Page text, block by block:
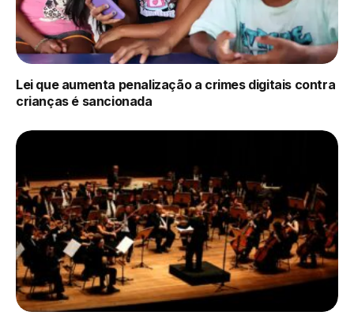
Lei que aumenta penalização a crimes digitais contra
crianças é sancionada